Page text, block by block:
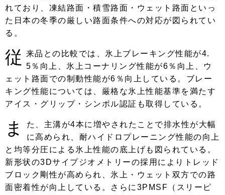
れており、凍結路面・積雪路面・ウェット路面といっ
た日本の冬季の厳しい路面条件への対応が図られてい
る。
従 来品との比較では、氷上ブレーキング性能が4.
5％向上、氷上コーナリング性能が6％向上、ウ
ェット路面での制動性能が6％向上している。ブレー
キング性能については、厳格な氷上性能基準を満たす
アイス・グリップ・シンボル認証も取得している。
ま
た、主溝が4本に増やされたことで排水性が大幅
に高められ、耐ハイドロプレーニング性能の向上
と均等分圧による氷上性能の底上げも図られている。
新形状の3Dサイプジオメトリーの採用によりトレッド
ブロック剛性が高められ、氷上・ウェット双方での路
面密着性が向上している。さらに3PMSF（スリーピ